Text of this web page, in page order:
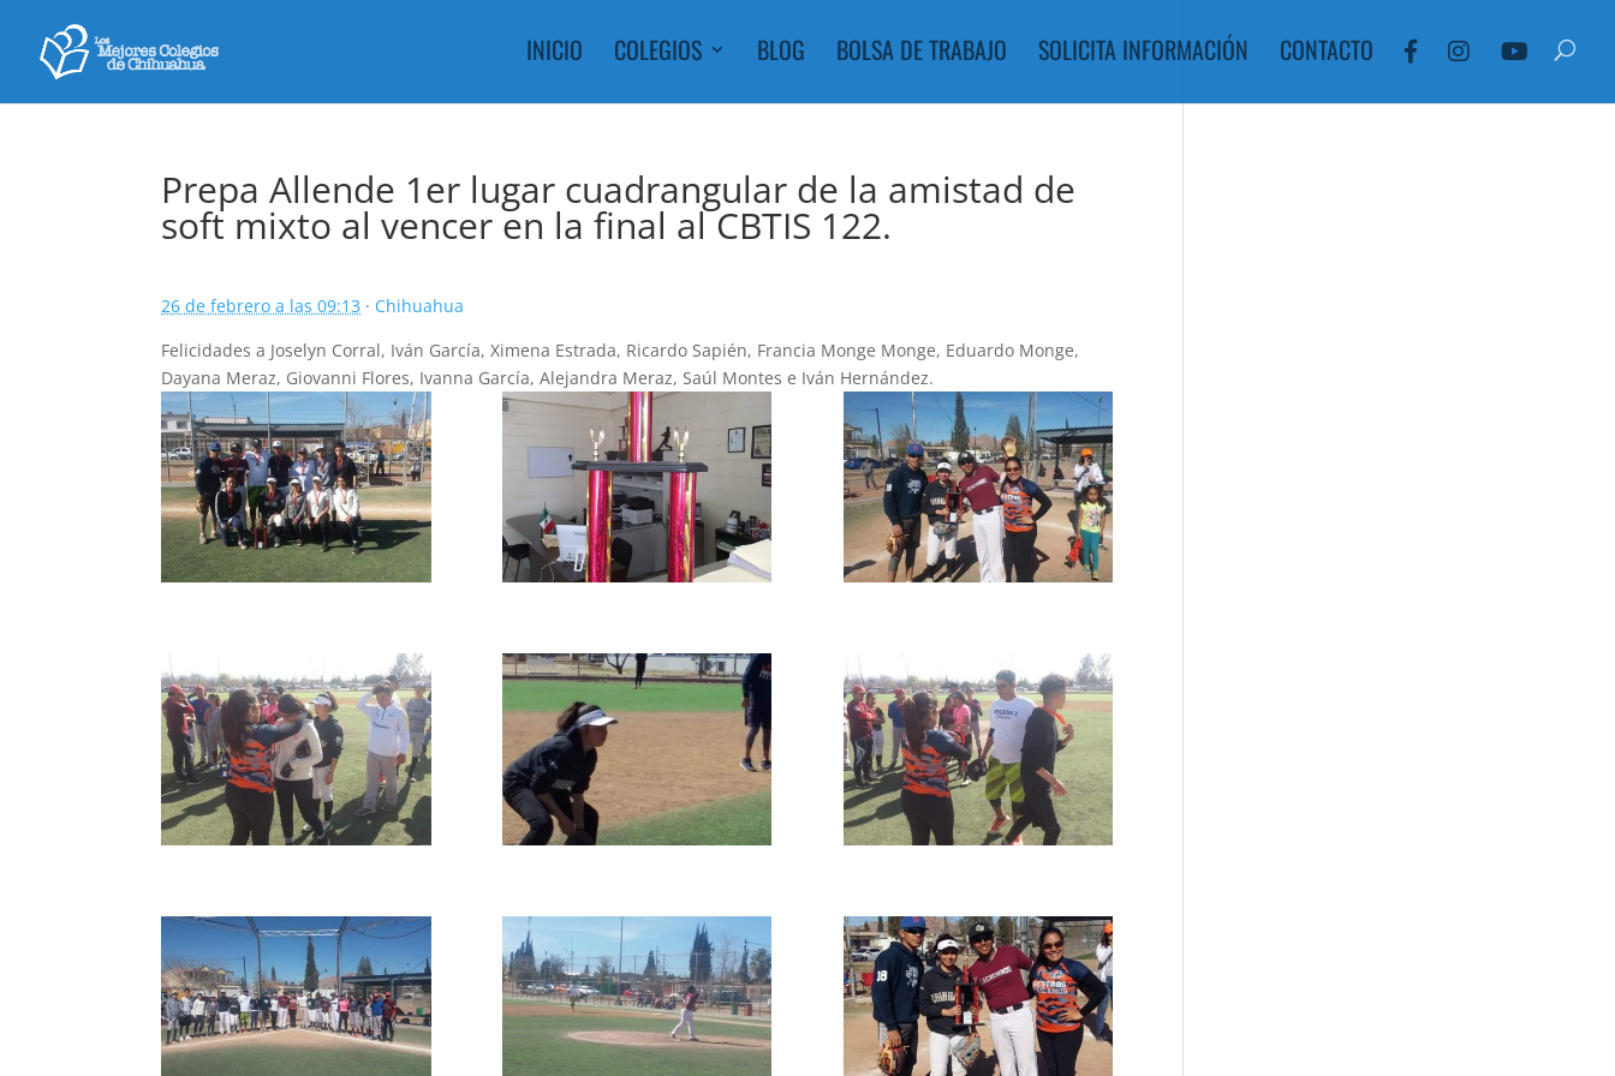
INICIO COLEGIOS BLOG BOLSA DE TRABAJO SOLICITA INFORMACIÓN CONTACTO
Prepa Allende 1er lugar cuadrangular de la amistad de
soft mixto al vencer en la final al CBTIS 122.
26 de febrero a las 09:13 · Chihuahua
Felicidades a Joselyn Corral, Iván García, Ximena Estrada, Ricardo Sapién, Francia Monge Monge, Eduardo Monge,
Dayana Meraz, Giovanni Flores, Ivanna García, Alejandra Meraz, Saúl Montes e Iván Hernández.